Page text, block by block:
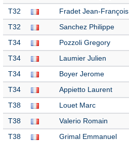
T32 Fradet Jean-François
T32 Sanchez Philippe
T34 Pozzoli Gregory
T34 Laumier Julien
T34 Boyer Jerome
T34 Appietto Laurent
T38 Louet Marc
T38 Valerio Romain
T38 Grimal Emmanuel